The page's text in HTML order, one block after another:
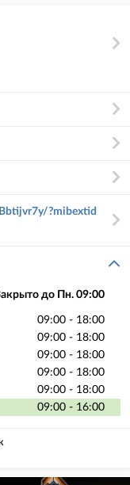
?mibextid
до Пн. 09:00
09:00 - 18:00
09:00 - 18:00
09:00 - 18:00
09:00 - 18:00
09:00 - 18:00
09:00 - 16:00